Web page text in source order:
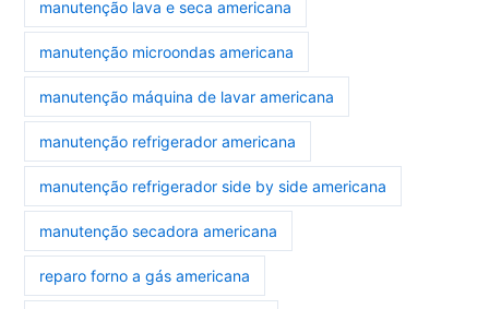
manutenção lava e seca americana
manutenção microondas americana
manutenção máquina de lavar americana
manutenção refrigerador americana
manutenção refrigerador side by side americana
manutenção secadora americana
reparo forno a gás americana